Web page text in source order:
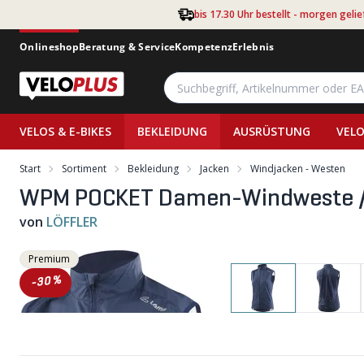
bis 17.30 Uhr bestellt - morgen
OnlineshopBeratung & ServiceKompetenzErlebnis
VELOS & E-BIKES BEKLEIDUNG AUSRÜSTUNG
Start Sortiment Bekleidung Jacken Windjacken - Westen
WPM POCKET Damen-
von LÖFFLER
Premium
-30%